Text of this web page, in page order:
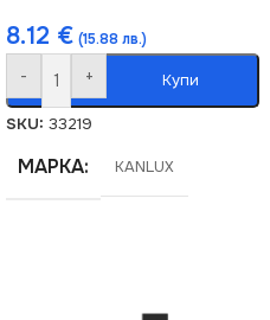
8.12 € (15.88 лв.)
- + Купи
SKU: 33219
МАРКА KANLUX